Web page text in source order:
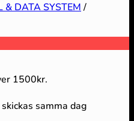
& DATA SYSTEM /
1500kr.
samma dag